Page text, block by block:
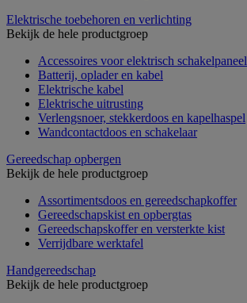
Elektrische toebehoren en verlichting
Bekijk de hele productgroep
Accessoires voor elektrisch schakelpaneel
Batterij, oplader en kabel
Elektrische kabel
Elektrische uitrusting
Verlengsnoer, stekkerdoos en kapelhaspel
Wandcontactdoos en schakelaar
Gereedschap opbergen
Bekijk de hele productgroep
Assortimentsdoos en gereedschapkoffer
Gereedschapskist en opbergtas
Gereedschapskoffer en versterkte kist
Verrijdbare werktafel
Handgereedschap
Bekijk de hele productgroep